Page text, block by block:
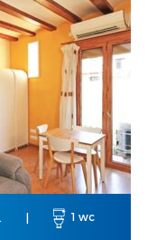
| 1 wc